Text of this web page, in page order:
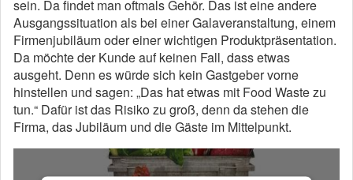
sein. Da findet man oftmals Gehör. Das ist eine andere
Ausgangssituation als bei einer Galaveranstaltung, einem
Firmenjubiläum oder einer wichtigen Produktpräsentation.
Da möchte der Kunde auf keinen Fall, dass etwas
ausgeht. Denn es würde sich kein Gastgeber vorne
hinstellen und sagen: „Das hat etwas mit Food Waste zu
tun.“ Dafür ist das Risiko zu groß, denn da stehen die
Firma, das Jubiläum und die Gäste im Mittelpunkt.